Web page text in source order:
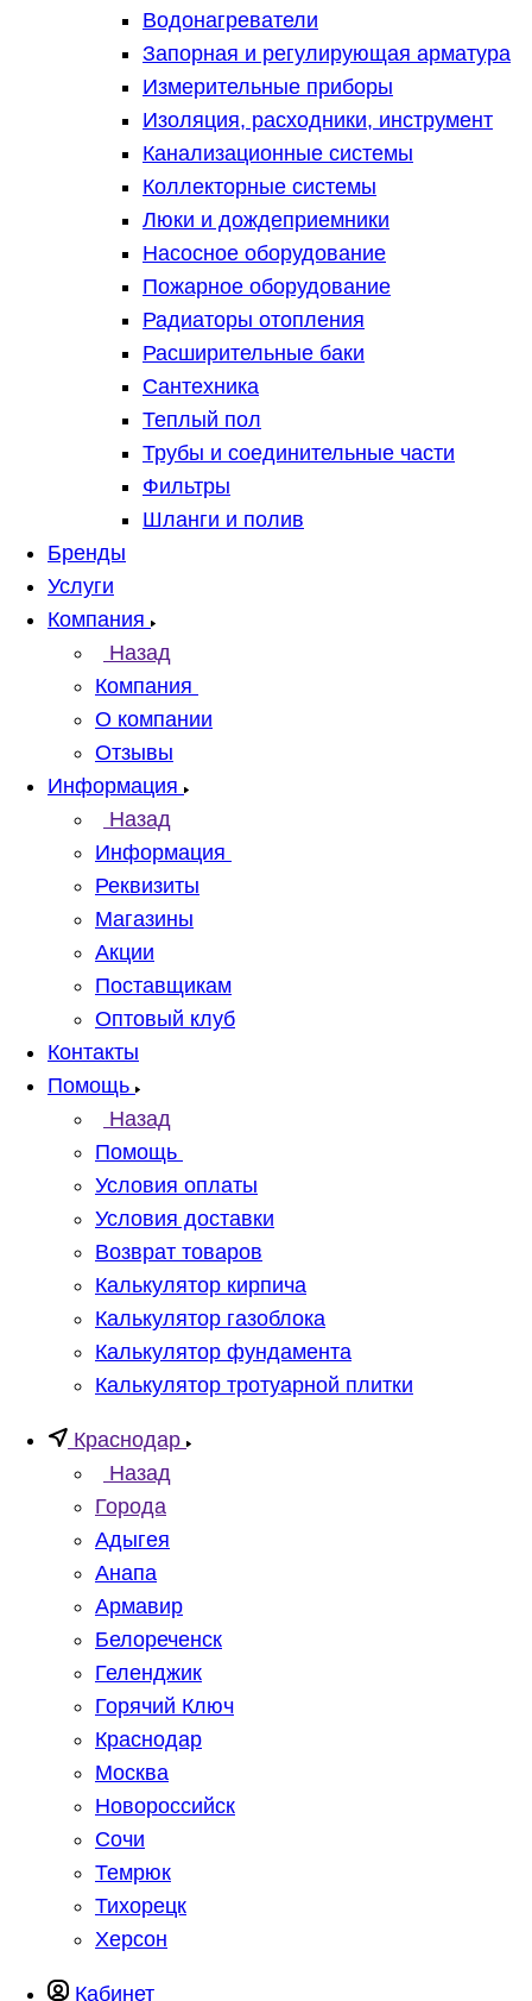
Водонагреватели
Запорная и регулирующая арматура
Измерительные приборы
Изоляция, расходники, инструмент
Канализационные системы
Коллекторные системы
Люки и дождеприемники
Насосное оборудование
Пожарное оборудование
Радиаторы отопления
Расширительные баки
Сантехника
Теплый пол
Трубы и соединительные части
Фильтры
Шланги и полив
Бренды
Услуги
Компания
Назад
Компания
О компании
Отзывы
Информация
Назад
Информация
Реквизиты
Магазины
Акции
Поставщикам
Оптовый клуб
Контакты
Помощь
Назад
Помощь
Условия оплаты
Условия доставки
Возврат товаров
Калькулятор кирпича
Калькулятор газоблока
Калькулятор фундамента
Калькулятор тротуарной плитки
Краснодар
Назад
Города
Адыгея
Анапа
Армавир
Белореченск
Геленджик
Горячий Ключ
Краснодар
Москва
Новороссийск
Сочи
Темрюк
Тихорецк
Херсон
Кабинет